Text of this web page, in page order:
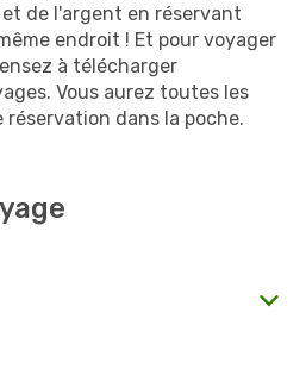
de l'argent en réservant
endroit ! Et pour voyager
à télécharger
Vous aurez toutes les
dans la poche.